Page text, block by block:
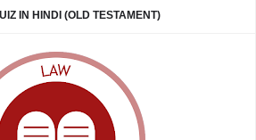
IN HINDI (OLD TESTAMENT)